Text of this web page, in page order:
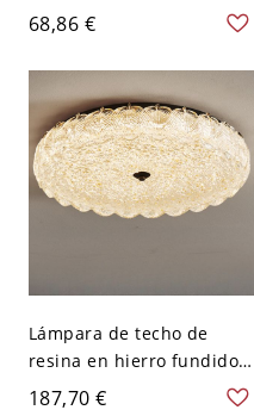
Blanca, 1 Luz, Pantalla de
Plexiglás, Lámpara LED,
Montaje Superficial, 110V-
120V, Redondo, 16"
68,86 €
Lámpara de techo de
resina en hierro fundido
con forma angular, color
187,70 €